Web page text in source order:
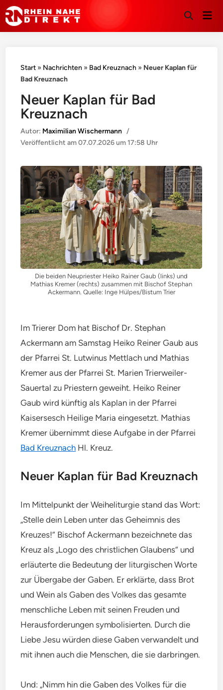
Suche
Start » Nachrichten » Bad Kreuznach » Neuer Kaplan für
Bad Kreuznach
Neuer Kaplan für Bad
Kreuznach
Autor: Maximilian Wischermann /
Veröffentlicht am07.07.2026 um 17:58 Uhr
Die beiden Neupriester Heiko Rainer Gaub (links) und
Mathias Kremer (rechts) zusammen mit Bischof Stephan
Ackermann. Quelle: Inge Hülpes/Bistum Trier
Im Trierer Dom hat Bischof Dr. Stephan
Ackermann am Samstag Heiko Reiner Gaub aus
der Pfarrei St. Lutwinus Mettlach und Mathias
Kremer aus der Pfarrei St. Marien Trierweiler-
Sauertal zu Priestern geweiht. Heiko Reiner
Gaub wird künftig als Kaplan in der Pfarrei
Kaisersesch Heilige Maria eingesetzt. Mathias
Kremer übernimmt diese Aufgabe in der Pfarrei
Bad Kreuznach Hl. Kreuz.
Neuer Kaplan für Bad Kreuznach
Im Mittelpunkt der Weiheliturgie stand das Wort:
„Stelle dein Leben unter das Geheimnis des
Kreuzes!“ Bischof Ackermann bezeichnete das
Kreuz als „Logo des christlichen Glaubens“ und
erläuterte die Bedeutung der liturgischen Worte
zur Übergabe der Gaben. Er erklärte, dass Brot
und Wein als Gaben des Volkes das gesamte
menschliche Leben mit seinen Freuden und
Herausforderungen symbolisierten. Durch die
Liebe Jesu würden diese Gaben verwandelt und
mit ihnen auch die Menschen, die sie darbringen.
Und: „Nimm hin die Gaben des Volkes für die